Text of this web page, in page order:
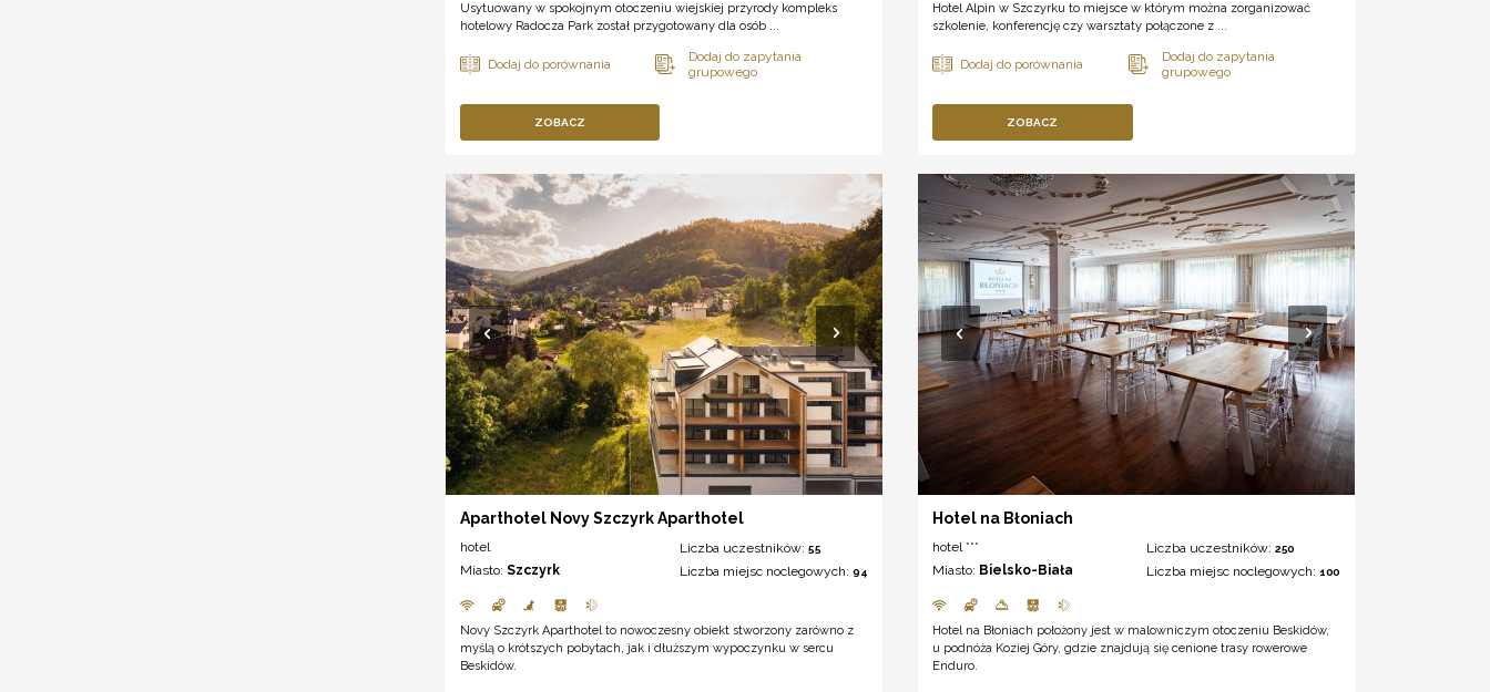
Usytuowany w spokojnym otoczeniu wiejskiej przyrody kompleks
hotelowy Radocza Park został przygotowany dla osób ...
ZOBACZ
Hotel Alpin w Szczyrku to miejsce w którym można zorganizować
szkolenie, konferencję czy warsztaty połączone z ...
ZOBACZ
Aparthotel Novy Szczyrk Aparthotel
hotel
Miasto: Szczyrk
Liczba uczestników:55
Liczba miejsc noclegowych:94
Novy Szczyrk Aparthotel to nowoczesny obiekt stworzony zarówno z
myślą o krótszych pobytach, jak i dłuższym wypoczynku w sercu
Beskidów.
Hotel na Błoniach
hotel ***
Miasto: Bielsko-Biała
Liczba uczestników: 250
Liczba miejsc noclegowych: 100
Hotel na Błoniach położony jest w malowniczym otoczeniu Beskidów,
u podnóża Koziej Góry, gdzie znajdują się cenione trasy rowerowe
Enduro.